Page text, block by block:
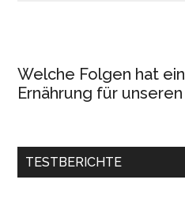
Welche Folgen hat
Ernährung für
TESTBERICHTE